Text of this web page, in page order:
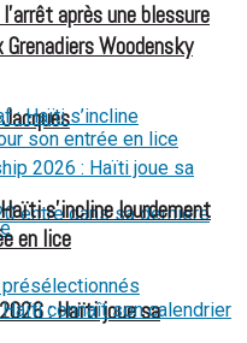
Grenadiers Woodensky
2026 : Haïti joue sa
après une blessure
s’incline lourdement
en lice